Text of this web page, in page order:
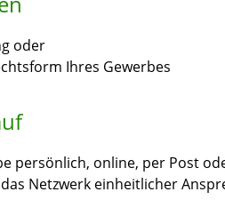
oder
Ihres Gewerbes
persönlich, online, per Post
Netzwerk einheitlicher